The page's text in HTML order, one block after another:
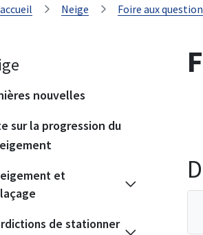
Neige Foire aux
nouvelles
sur la progression du
et
de stationner